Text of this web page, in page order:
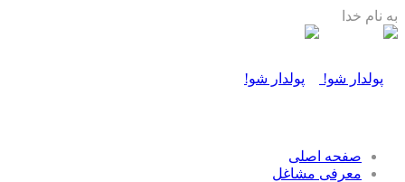
به نام خدا
صفحه اصلی
معرفی مشاغل